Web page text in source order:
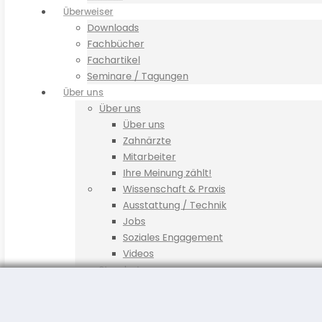
Überweiser
Downloads
Fachbücher
Fachartikel
Seminare / Tagungen
Über uns
Über uns
Über uns
Zahnärzte
Mitarbeiter
Ihre Meinung zählt!
Wissenschaft & Praxis
Ausstattung / Technik
Jobs
Soziales Engagement
Videos
Standorte